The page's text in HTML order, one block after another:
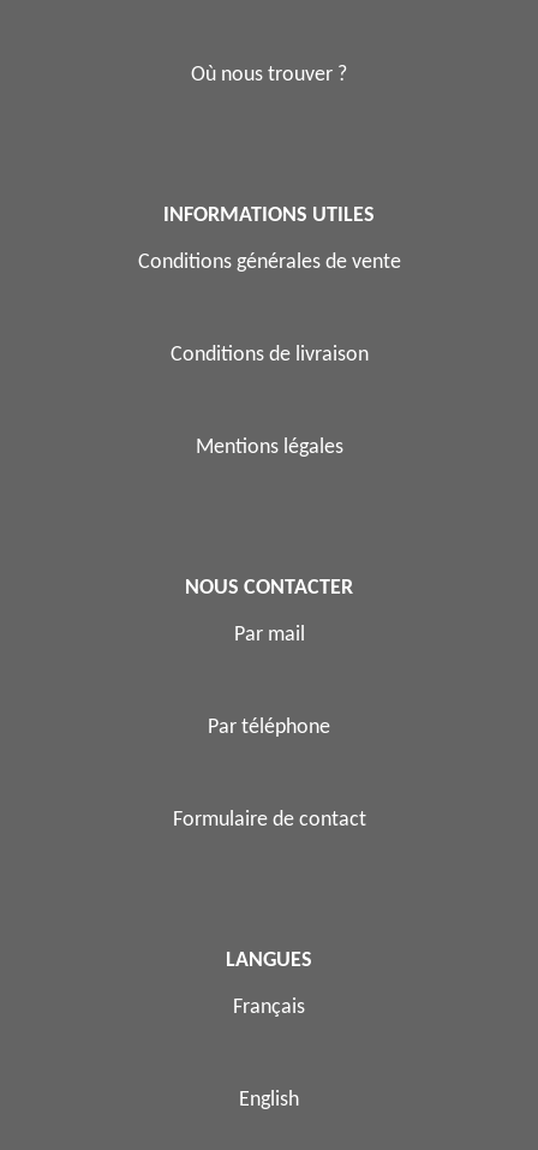
Où nous trouver ?
INFORMATIONS UTILES
Conditions générales de vente
Conditions de livraison
Mentions légales
NOUS CONTACTER
Par mail
Par téléphone
Formulaire de contact
LANGUES
Français
English